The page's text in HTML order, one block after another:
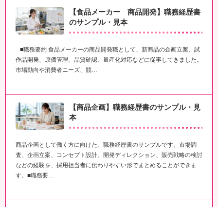
【食品メーカー 商品開発】職務経歴書
のサンプル・見本
■職務要約 食品メーカーの商品開発職として、新商品の企画立案、試
作品開発、原価管理、品質確認、量産化対応などに従事してきました。
市場動向や消費者ニーズ、競…
【商品企画】職務経歴書のサンプル・見
本
商品企画として働く方に向けた、職務経歴書のサンプルです。市場調
査、企画立案、コンセプト設計、開発ディレクション、販売戦略の検討
などの経験を、採用担当者に伝わりやすい形でまとめることができま
す。■職務要…